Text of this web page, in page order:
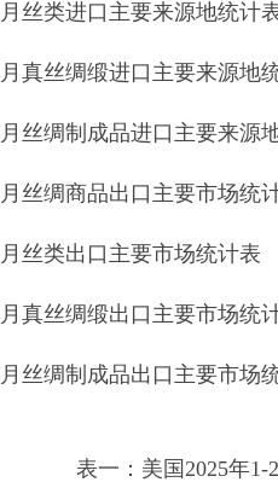
月丝类进口主要来源地统计
月真丝绸缎进口主要来源地
月丝绸制成品进口主要来源
月丝绸商品出口主要市场统
月丝类出口主要市场统计表
月真丝绸缎出口主要市场统
月丝绸制成品出口主要市场
表一：美国2025年1-2